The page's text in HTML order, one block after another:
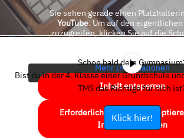
Sie sehen gerade einen
YouTube. Um auf den
zuzugreifen, klicken Sie auf die
Mehr Informationen
Inhalt entsperren
Erforderlichen Service
Inhalte entsperren
Schon bald dein
Bist du in der 4. Klasse einer Grundschule
TMS das Richtige für dich
Klick hier!